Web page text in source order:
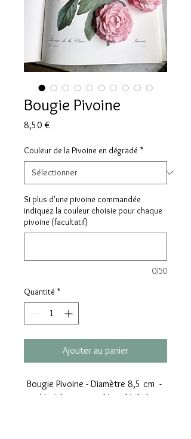
Bougie Pivoine
8,50 €
Couleur de la Pivoine en dégradé *
Si plus d'une pivoine commandée
indiquez la couleur choisie pour chaque
pivoine (facultatif)
0/50
Quantité *
Ajouter au panier
Bougie Pivoine - Diamètre 8,5 cm -
Coulée à la main en dégradé de la